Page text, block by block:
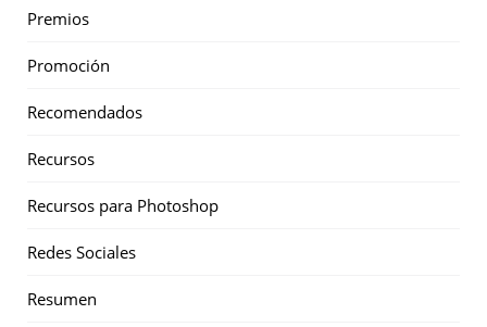
Premios
Promoción
Recomendados
Recursos
Recursos para Photoshop
Redes Sociales
Resumen